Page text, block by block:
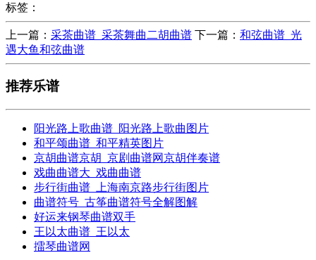
标签：
上一篇： 采茶曲谱_采茶舞曲二胡曲谱 下一篇： 和弦曲谱_光
遇大鱼和弦曲谱
推荐乐谱
阳光路上歌曲谱_阳光路上歌曲图片
和平颂曲谱_和平精英图片
京胡曲谱京胡_京剧曲谱网京胡伴奏谱
戏曲曲谱大_戏曲曲谱
步行街曲谱_上海南京路步行街图片
曲谱符号_古筝曲谱符号全解图解
好运来钢琴曲谱双手
王以太曲谱_王以太
擂琴曲谱网